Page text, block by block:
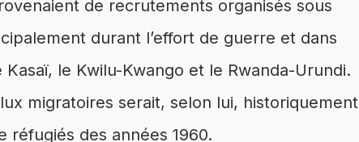
de recrutements organisés sous
durant l’effort de guerre et dans
le Kwilu-Kwango et le Rwanda-Urundi.
migratoires serait, selon lui, historiquement
réfugiés des années 1960.